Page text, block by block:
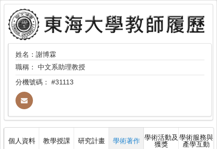
姓名：謝博霖
職稱： 中文系助理教授
分機號碼： #31113
個人資料 教學授課 研究計畫 學術著作 學術活動及
獲獎
學術服務與
產學互動